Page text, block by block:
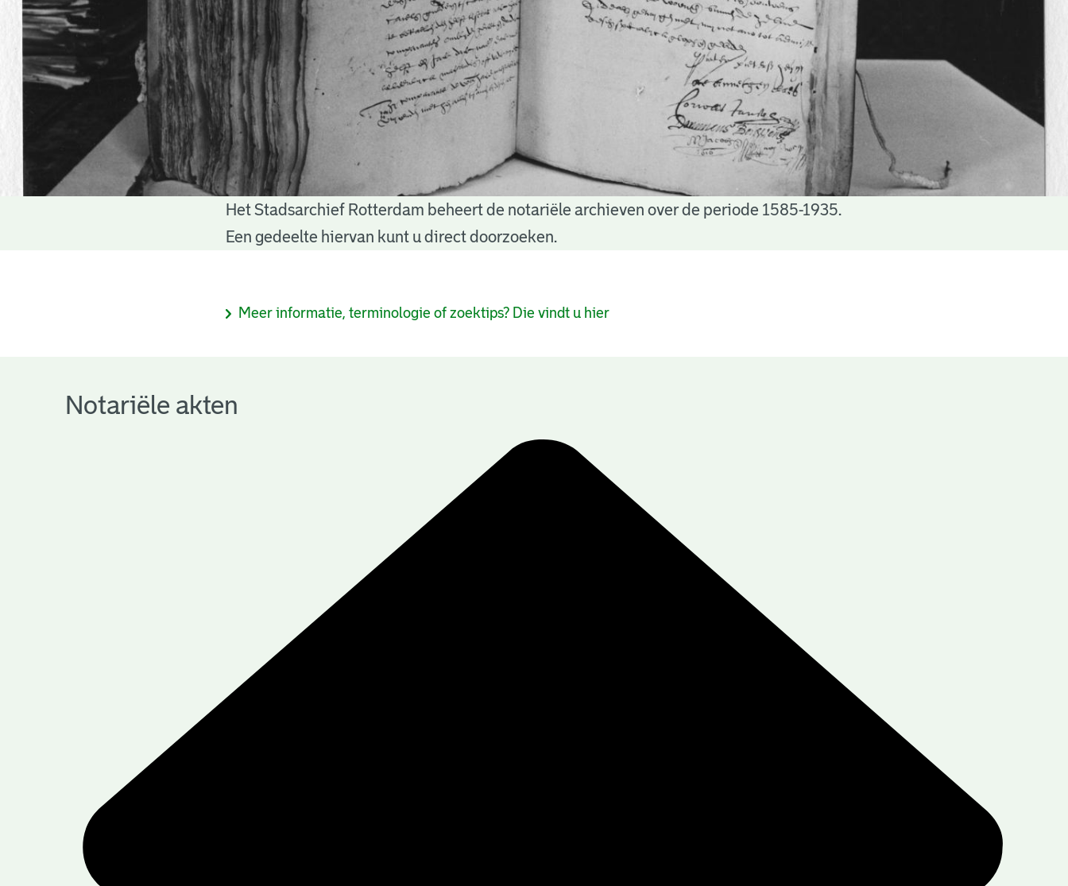
Het Stadsarchief Rotterdam beheert de notariële archieven over de periode 1585-1935.
Een gedeelte hiervan kunt u direct doorzoeken.
Informatiepagina's
archieven
Meer informatie, terminologie of zoektips? Die vindt u hier
Notariële akten